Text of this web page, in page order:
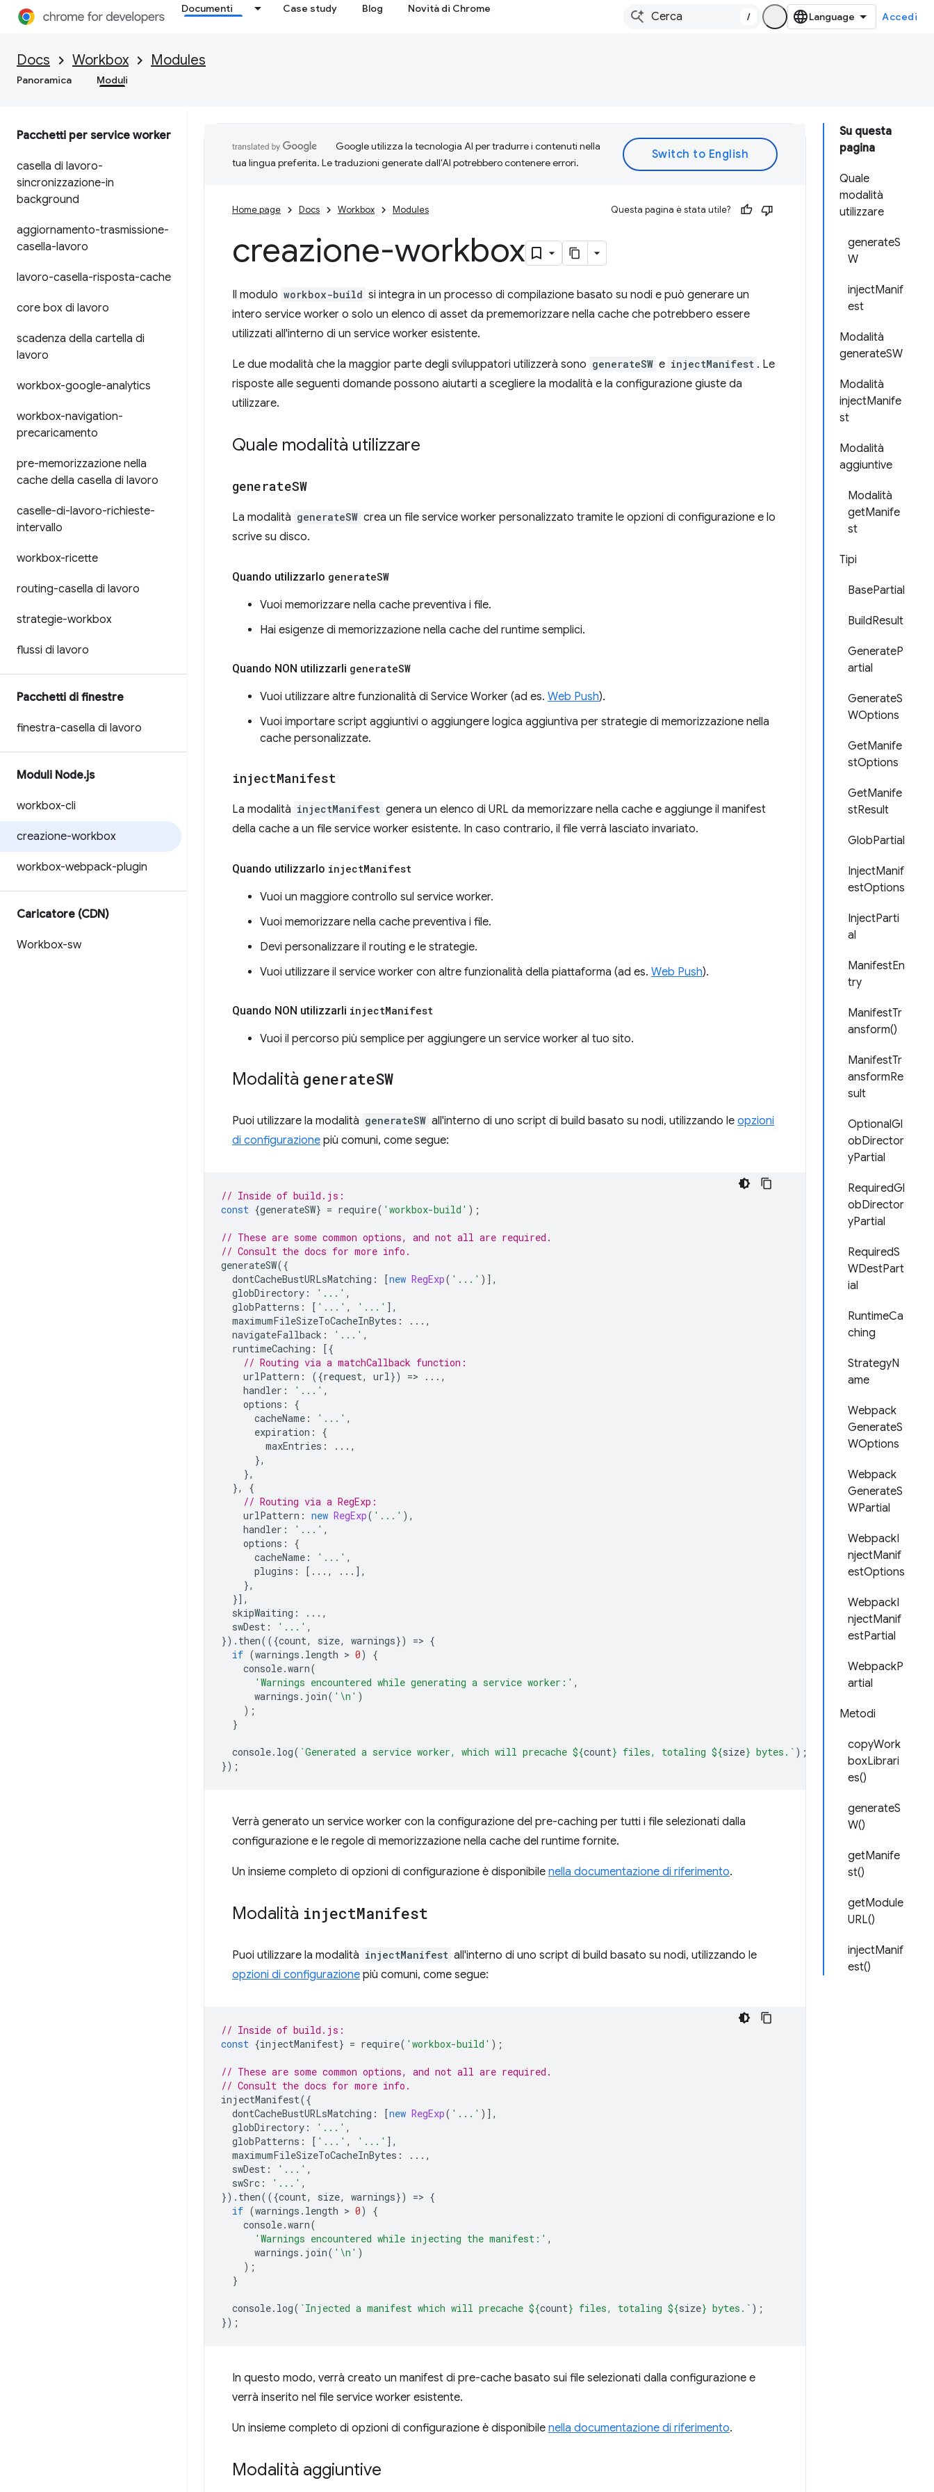
Documenti Case study Blog Novità di Chrome
/ Accedi
Docs Workbox Modules
Panoramica Moduli
Pacchetti per service worker
casella di lavoro-
sincronizzazione-in
background
aggiornamento-trasmissione-
casella-lavoro
lavoro-casella-risposta-cache
core box di lavoro
scadenza della cartella di
lavoro
workbox-google-analytics
workbox-navigation-
precaricamento
pre-memorizzazione nella
cache della casella di lavoro
caselle-di-lavoro-richieste-
intervallo
workbox-ricette
routing-casella di lavoro
strategie-workbox
flussi di lavoro
Pacchetti di finestre
finestra-casella di lavoro
Moduli Node.js
workbox-cli
creazione-workbox
workbox-webpack-plugin
Caricatore (CDN)
Workbox-sw
Su questa
pagina
Quale
modalità
utilizzare
generateS
W
injectManif
est
Modalità
generateSW
Modalità
injectManife
st
Modalità
aggiuntive
Modalità
getManife
st
Tipi
BasePartial
BuildResult
GenerateP
artial
GenerateS
WOptions
GetManife
stOptions
GetManife
stResult
GlobPartial
InjectManif
estOptions
InjectParti
al
ManifestEn
try
ManifestTr
ansform()
ManifestTr
ansformRe
sult
OptionalGl
obDirector
yPartial
RequiredGl
obDirector
yPartial
RequiredS
WDestPart
ial
RuntimeCa
ching
StrategyN
ame
Webpack
GenerateS
WOptions
Webpack
GenerateS
WPartial
WebpackI
njectManif
estOptions
WebpackI
njectManif
estPartial
WebpackP
artial
Metodi
copyWork
boxLibrari
es()
generateS
W()
getManife
st()
getModule
URL()
injectManif
est()
Google utilizza la tecnologia AI per tradurre i contenuti nella
tua lingua preferita. Le traduzioni generate dall'AI potrebbero contenere errori.
Home page Docs Workbox Modules Questa pagina è stata utile?
creazione-workbox
Il modulo workbox-build si integra in un processo di compilazione basato su nodi e può generare un
intero service worker o solo un elenco di asset da prememorizzare nella cache che potrebbero essere
utilizzati all'interno di un service worker esistente.
Le due modalità che la maggior parte degli sviluppatori utilizzerà sono generateSW e injectManifest . Le
risposte alle seguenti domande possono aiutarti a scegliere la modalità e la configurazione giuste da
utilizzare.
Quale modalità utilizzare
generateSW
La modalità generateSW crea un file service worker personalizzato tramite le opzioni di configurazione e lo
scrive su disco.
Quando utilizzarlo generateSW
Vuoi memorizzare nella cache preventiva i file.
Hai esigenze di memorizzazione nella cache del runtime semplici.
Quando NON utilizzarli generateSW
Vuoi utilizzare altre funzionalità di Service Worker (ad es. Web Push).
Vuoi importare script aggiuntivi o aggiungere logica aggiuntiva per strategie di memorizzazione nella
cache personalizzate.
injectManifest
La modalità injectManifest genera un elenco di URL da memorizzare nella cache e aggiunge il manifest
della cache a un file service worker esistente. In caso contrario, il file verrà lasciato invariato.
Quando utilizzarlo injectManifest
Vuoi un maggiore controllo sul service worker.
Vuoi memorizzare nella cache preventiva i file.
Devi personalizzare il routing e le strategie.
Vuoi utilizzare il service worker con altre funzionalità della piattaforma (ad es. Web Push).
Quando NON utilizzarli injectManifest
Vuoi il percorso più semplice per aggiungere un service worker al tuo sito.
Modalità generateSW
Puoi utilizzare la modalità generateSW all'interno di uno script di build basato su nodi, utilizzando le opzioni
di configurazione più comuni, come segue:
// Inside of build.js:
const {generateSW} = require( 'workbox-build' );
// These are some common options, and not all are required.
// Consult the docs for more info.
generateSW({
dontCacheBustURLsMatching : [new RegExp( '...' )],
globDirectory : '...' ,
globPatterns : [ '...' , '...' ],
maximumFileSizeToCacheInBytes :
...,
navigateFallback : '...' ,
runtimeCaching :
[{
// Routing via a matchCallback function:
urlPattern : ({request, url}) =>
...,
handler : '...' ,
options :
{
cacheName : '...' ,
expiration :
{
maxEntries :
...,
},
},
},
{
// Routing via a RegExp:
urlPattern : new RegExp( '...' ),
handler : '...' ,
options :
{
cacheName : '...' ,
plugins : [...,
...],
},
}],
skipWaiting :
...,
swDest : '...' ,
}). then(({count, size, warnings}) => {
if (warnings . length > 0)
{
console.warn(
'Warnings encountered while generating a service worker:' ,
warnings . join( '\n' )
);
}
console. log( `Generated a service worker, which will precache ${count} files, totaling ${size} bytes.` );
});
Verrà generato un service worker con la configurazione del pre-caching per tutti i file selezionati dalla
configurazione e le regole di memorizzazione nella cache del runtime fornite.
Un insieme completo di opzioni di configurazione è disponibile nella documentazione di riferimento.
Modalità injectManifest
Puoi utilizzare la modalità injectManifest all'interno di uno script di build basato su nodi, utilizzando le
opzioni di configurazione più comuni, come segue:
// Inside of build.js:
const {injectManifest} = require( 'workbox-build' );
// These are some common options, and not all are required.
// Consult the docs for more info.
injectManifest({
dontCacheBustURLsMatching : [new RegExp( '...' )],
globDirectory : '...' ,
globPatterns : [ '...' , '...' ],
maximumFileSizeToCacheInBytes :
...,
swDest : '...' ,
swSrc : '...' ,
}). then(({count, size, warnings}) => {
if (warnings . length > 0)
{
console.warn(
'Warnings encountered while injecting the manifest:' ,
warnings . join( '\n' )
);
}
console. log( `Injected a manifest which will precache ${count} files, totaling ${size} bytes.` );
});
In questo modo, verrà creato un manifest di pre-cache basato sui file selezionati dalla configurazione e
verrà inserito nel file service worker esistente.
Un insieme completo di opzioni di configurazione è disponibile nella documentazione di riferimento.
Modalità aggiuntive